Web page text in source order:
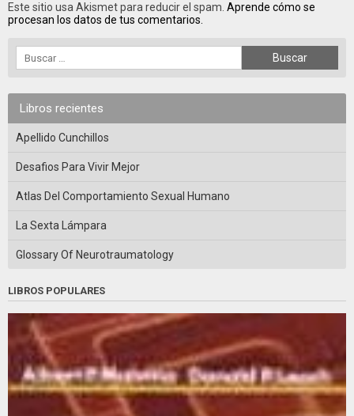
Este sitio usa Akismet para reducir el spam. Aprende cómo se
procesan los datos de tus comentarios.
Libros recientes
Apellido Cunchillos
Desafios Para Vivir Mejor
Atlas Del Comportamiento Sexual Humano
La Sexta Lámpara
Glossary Of Neurotraumatology
LIBROS POPULARES